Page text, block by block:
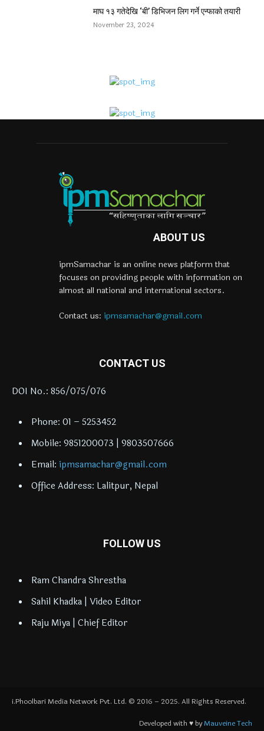
माघ १३ गतेदेखि ‘बी’ डिभिजन लिग गर्ने एन्फाको तयारी
November 23, 2024
ABOUT US
ipmSamachar is an online news platform that
focuses on providing people with information on
almost all national and international sectors.
Contact us: ipmsamachar@gmail.com
CONTACT US
DOI No.: 856/075/076
Phone: 01 – 5253452
Mobile: 9851200073 | 9803507666
Email: ipmsamachar@gmail.com
Office Address: Lalitpur, Nepal
FOLLOW US
Ram Chandra Shrestha
Sahil Khadka | Video Editor
Raju Miya | Chief Editor
i.Phoolbari Media Network Pvt. Ltd. © 2016 – 2025. All Rights Reserved.
Developed with ♥ byMauveine Tech